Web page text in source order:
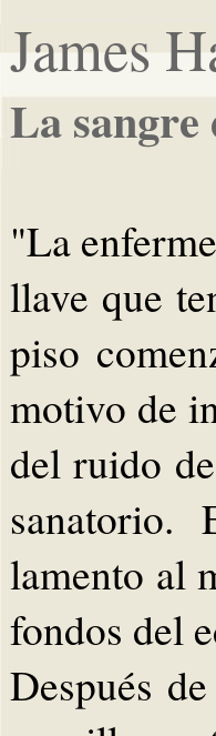
James
La
"La
llave que
piso
motivo de
del ruido
lamento al
fondos del
Después